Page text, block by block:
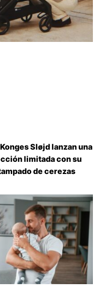
Sløjd lanzan una
limitada con su
de cerezas